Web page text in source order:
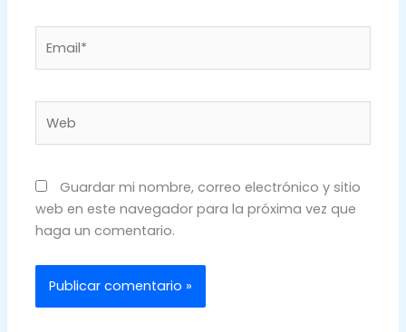
Guardar mi nombre, correo electrónico y sitio
web en este navegador para la próxima vez que
haga un comentario.